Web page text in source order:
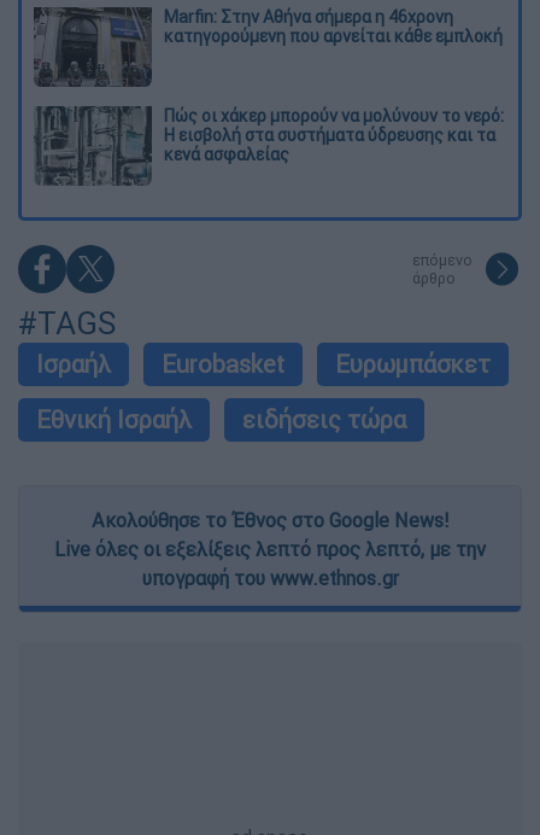
Marfin: Στην Αθήνα σήμερα η 46χρονη
κατηγορούμενη που αρνείται κάθε εμπλοκή
Πώς οι χάκερ μπορούν να μολύνουν το νερό:
Η εισβολή στα συστήματα ύδρευσης και τα
κενά ασφαλείας
επόμενο
άρθρο
#TAGS
Ισραήλ Eurobasket
Ευρωμπάσκετ
Εθνική Ισραήλ
ειδήσεις τώρα
Ακολούθησε το Έθνος στο Google News!
Live όλες οι εξελίξεις λεπτό προς λεπτό, με την
υπογραφή του www.ethnos.gr